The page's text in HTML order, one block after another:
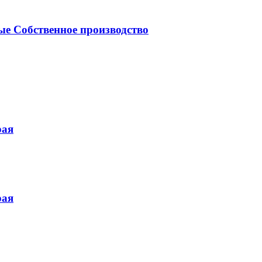
Собственное производство